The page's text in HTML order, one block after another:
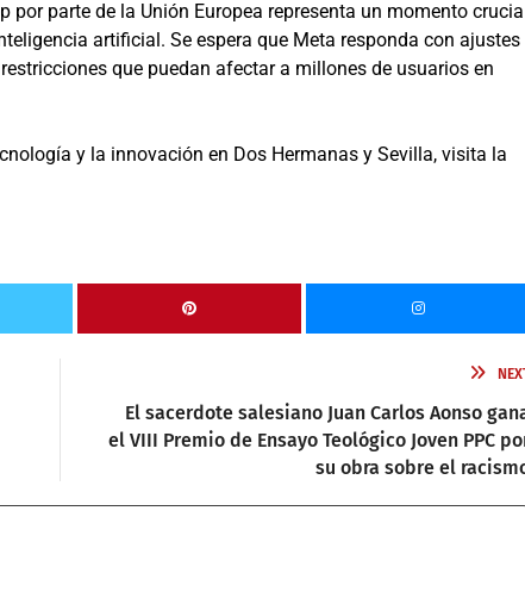
parte de la Unión Europea representa un momento
artificial. Se espera que Meta responda con ajustes
que puedan afectar a millones de usuarios en
y la innovación en Dos Hermanas y Sevilla, visita la
El sacerdote salesiano Juan Carlos Aonso
el VIII Premio de Ensayo Teológico Joven PPC
su obra sobre el